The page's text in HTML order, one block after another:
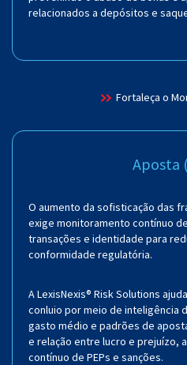
relacionados a depósitos e
Fortaleça o
Aposta
O aumento da sofisticação das
exige monitoramento contínuo
transações e identidade para
conformidade regulatória.
A LexisNexis® Risk Solutions
conluio por meio de inteligência
gasto médio e padrões de
e relação entre lucro e prejuízo,
contínuo de PEPs e sanções.